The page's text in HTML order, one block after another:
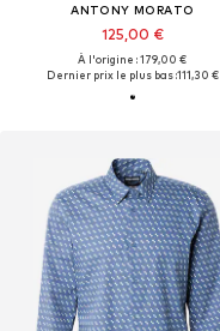
ANTONY MORATO
125,00 €
À l'origine : 179,00 €
Dernier prix le plus bas :111,30 €